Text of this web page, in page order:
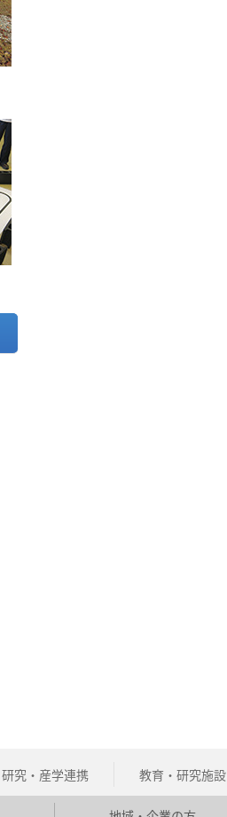
研究・産学連携 教育・研究施設